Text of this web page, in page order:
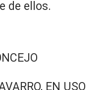
de ellos.
EN USO